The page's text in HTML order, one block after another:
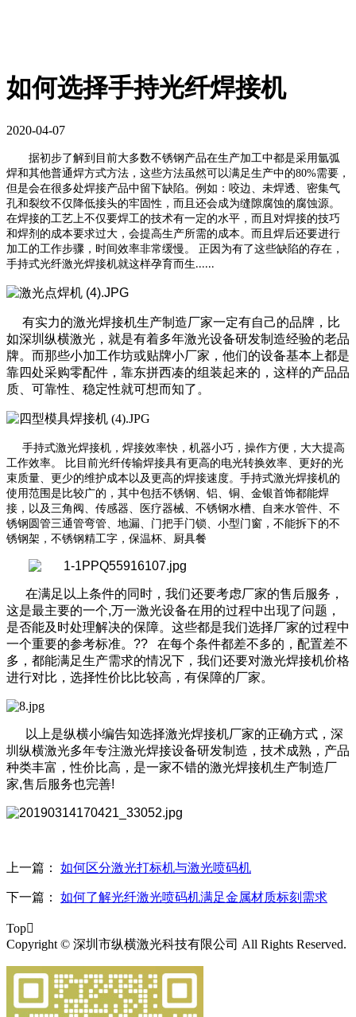
如何选择手持光纤焊接机
2020-04-07
据初步了解到目前大多数不锈钢产品在生产加工中都是采用氩弧
焊和其他普通焊方式方法，这些方法虽然可以满足生产中的80%需要，
但是会在很多处焊接产品中留下缺陷。例如：咬边、未焊透、密集气
孔和裂纹不仅降低接头的牢固性，而且还会成为缝隙腐蚀的腐蚀源。
在焊接的工艺上不仅要焊工的技术有一定的水平，而且对焊接的技巧
和焊剂的成本要求过大，会提高生产所需的成本。而且焊后还要进行
加工的工作步骤，时间效率非常缓慢。 正因为有了这些缺陷的存在，
手持式光纤激光焊接机就这样孕育而生......
有实力的激光焊接机生产制造厂家一定有自己的品牌，比
如深圳纵横激光，就是有着多年激光设备研发制造经验的老品
牌。而那些小加工作坊或贴牌小厂家，他们的设备基本上都是
靠四处采购零配件，靠东拼西凑的组装起来的，这样的产品品
质、可靠性、稳定性就可想而知了。
手持式激光焊接机，焊接效率快，机器小巧，操作方便，大大提高
工作效率。 比目前光纤传输焊接具有更高的电光转换效率、更好的光
束质量、更少的维护成本以及更高的焊接速度。手持式激光焊接机的
使用范围是比较广的，其中包括不锈钢、铝、铜、金银首饰都能焊
接，以及三角阀、传感器、医疗器械、不锈钢水槽、自来水管件、不
锈钢圆管三通管弯管、地漏、门把手门锁、小型门窗，不能拆下的不
锈钢架，不锈钢精工字，保温杯、厨具餐
在满足以上条件的同时，我们还要考虑厂家的售后服务，
这是最主要的一个,万一激光设备在用的过程中出现了问题，
是否能及时处理解决的保障。这些都是我们选择厂家的过程中
一个重要的参考标准。 ?? 在每个条件都差不多的，配置差不
多，都能满足生产需求的情况下，我们还要对激光焊接机价格
进行对比，选择性价比比较高，有保障的厂家。
以上是纵横小编告知选择激光焊接机厂家的正确方式，深
圳纵横激光多年专注激光焊接设备研发制造，技术成熟，产品
种类丰富，性价比高，是一家不错的激光焊接机生产制造厂
家,售后服务也完善!
上一篇： 如何区分激光打标机与激光喷码机
下一篇： 如何了解光纤激光喷码机满足金属材质标刻需求
Top
Copyright © 深圳市纵横激光科技有限公司 All Rights Reserved.